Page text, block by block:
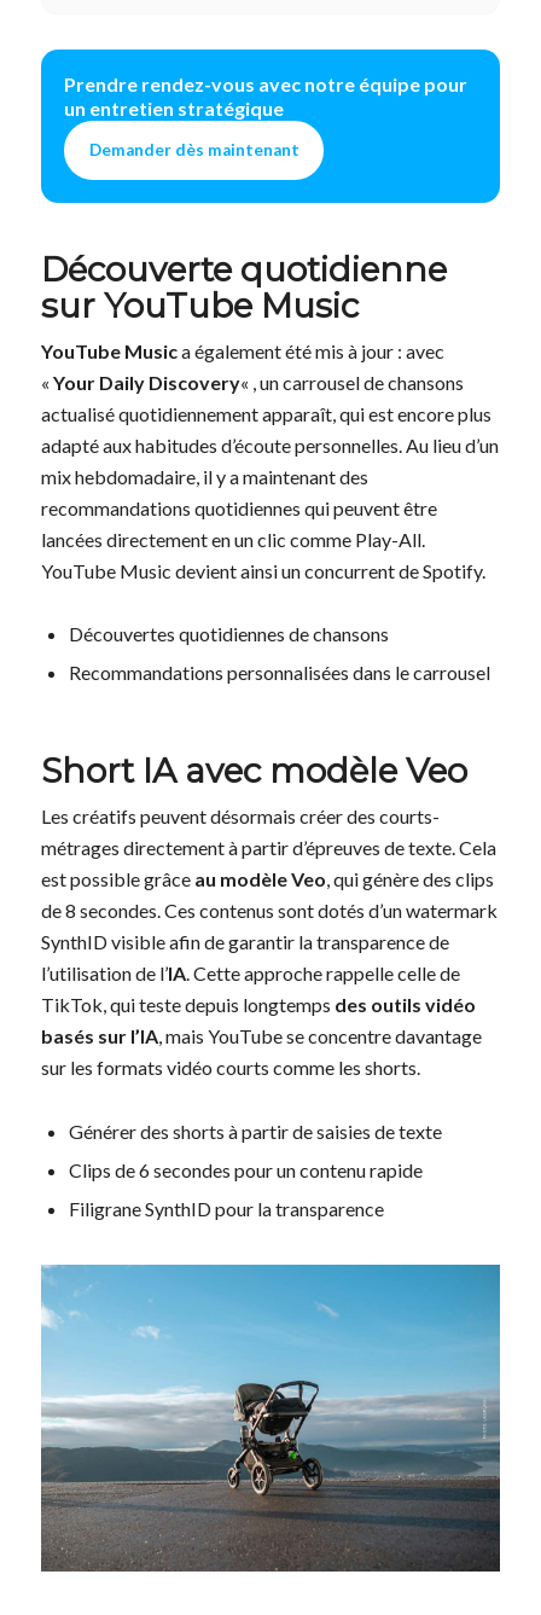
Prendre rendez-vous avec notre équipe pour
un entretien stratégique
Demander dès maintenant
Découverte quotidienne
sur YouTube Music
YouTube Musica également été mis à jour : avec
« Your Daily Discovery« , un carrousel de chansons
actualisé quotidiennement apparaît, qui est encore plus
adapté aux habitudes d’écoute personnelles. Au lieu d’un
mix hebdomadaire, il y a maintenant des
recommandations quotidiennes qui peuvent être
lancées directement en un clic comme Play-All.
YouTube Music devient ainsi un concurrent de Spotify.
Découvertes quotidiennes de chansons
Recommandations personnalisées dans le carrousel
Short IA avec modèle Veo
Les créatifs peuvent désormais créer des courts-
métrages directement à partir d’épreuves de texte. Cela
est possible grâce au modèle Veo, qui génère des clips
de 8 secondes. Ces contenus sont dotés d’un watermark
SynthID visible afin de garantir la transparence de
l’utilisation de l’IA. Cette approche rappelle celle de
TikTok, qui teste depuis longtemps des outils vidéo
basés sur l’IA, mais YouTube se concentre davantage
sur les formats vidéo courts comme les shorts.
Générer des shorts à partir de saisies de texte
Clips de 6 secondes pour un contenu rapide
Filigrane SynthID pour la transparence